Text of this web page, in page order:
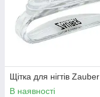
Щітка для нігтів Zauber
В наявності